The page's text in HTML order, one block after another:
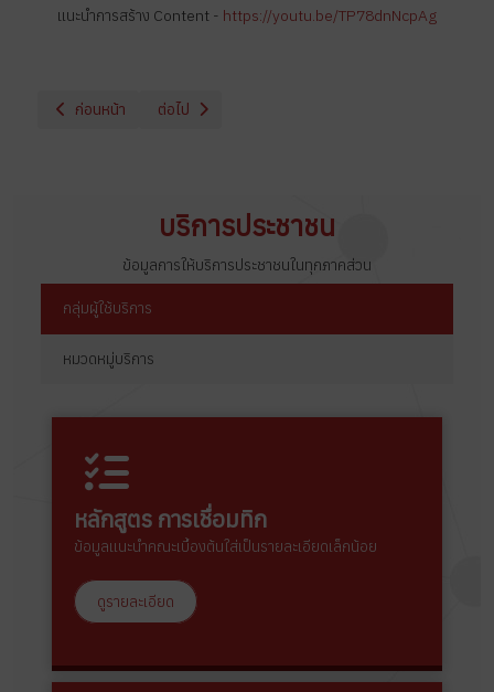
แนะนำการสร้าง Content - https://youtu.be/TP78dnNcpAg
เนื้อหาก่อนหน้า: ข่าวสารประชาสัมพันธ์ที่ 6
ก่อนหน้า เนื้อหาถัดไป: ข่าวสารประชาสัมพันธ์ที่ 4
ต่อไป
บริการประชาชน
ข้อมูลการให้บริการประชาชนในทุกภาคส่วน
กลุ่มผู้ใช้บริการ
หมวดหมู่บริการ
หลักสูตร การเชื่อมทิก
ข้อมูลแนะนำคณะเบื้องต้นใส่เป็นรายละเอียดเล็กน้อย
ดูรายละเอียด